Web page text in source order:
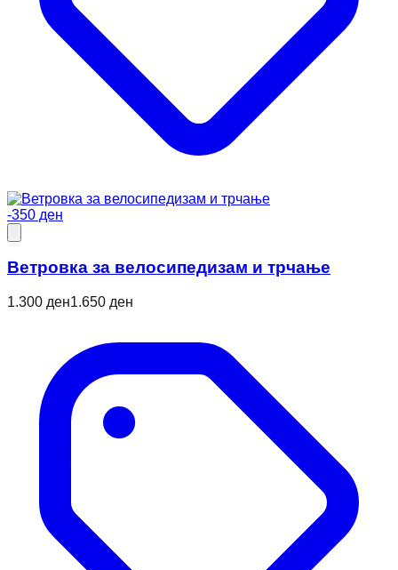
-350 ден
Ветровкa за велосипедизам и трчање
1.300 ден1.650 ден